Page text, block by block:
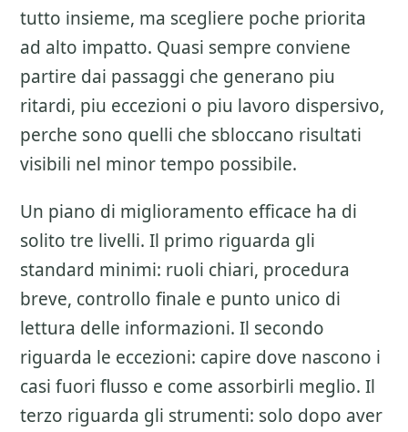
tutto insieme, ma scegliere poche priorita
ad alto impatto. Quasi sempre conviene
partire dai passaggi che generano piu
ritardi, piu eccezioni o piu lavoro dispersivo,
perche sono quelli che sbloccano risultati
visibili nel minor tempo possibile.
Un piano di miglioramento efficace ha di
solito tre livelli. Il primo riguarda gli
standard minimi: ruoli chiari, procedura
breve, controllo finale e punto unico di
lettura delle informazioni. Il secondo
riguarda le eccezioni: capire dove nascono i
casi fuori flusso e come assorbirli meglio. Il
terzo riguarda gli strumenti: solo dopo aver